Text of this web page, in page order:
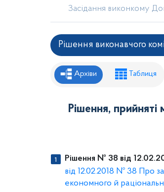
Засідання виконкому
Рішення виконавчого
Рішення районної ради
Архіви Таблиця
Рішення, прийняті
Рішення № 38 від
від 12.02.2018 № 38 Про
економного й